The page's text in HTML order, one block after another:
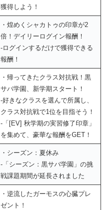
獲得しよう！
・煌めくシャカトゥの印章が2
倍！デイリーログイン報酬！
‐ログインするだけで獲得できる
報酬！
・帰ってきたクラス対抗戦！黒
サバ学園、新学期スタート！
‐好きなクラスを選んで所属し、
クラス対抗戦で1位を目指そう！
‐「[EV] 秋学期の実習修了印章」
を集めて、豪華な報酬をGET！
・シーズン：夏休み
‐「シーズン：黒サバ学園」の挑
戦課題期間が延長されました
・逆流したガーモスの心臓プレ
ゼント！